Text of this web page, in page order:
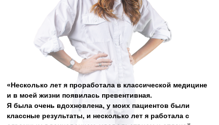
«Несколько лет я проработала в классической медицине
и в моей жизни появилась превентивная.
Я была очень вдохновлена, у моих пациентов были
классные результаты, и несколько лет я работала с
огромным вдохновением, удовольствием и отдачей.
А потом я поняла, что назначать постоянно большое
количество витаминов, минералов,
даже трав, чтобы человек постоянно использовал их в
повседневной жизни, мне не нравится.
И я стала искать другие варианты. Так я пришла к
гомеопатии.
Сейчас вижу результаты моих пациентов.